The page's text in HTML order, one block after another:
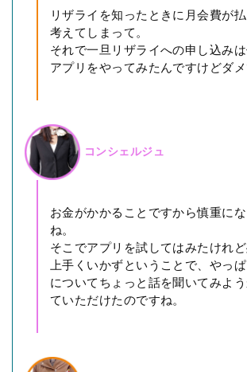
リザライを知ったときに月会費が
考えてしまって。
それで一旦リザライへの申し込み
アプリをやってみたんですけどダメ
コンシェルジュ
お金がかかることですから慎重に
ね。
そこでアプリを試してはみたけれ
上手くいかずということで、やっ
についてちょっと話を聞いてみよ
ていただけたのですね。